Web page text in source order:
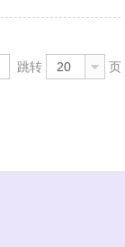
跳转 20 页